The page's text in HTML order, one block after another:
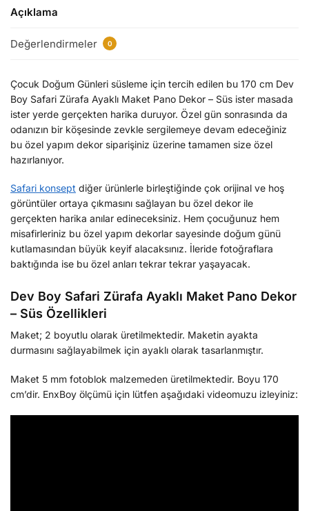
Açıklama
Değerlendirmeler 0
Çocuk Doğum Günleri süsleme için tercih edilen bu 170 cm Dev
Boy Safari Zürafa Ayaklı Maket Pano Dekor – Süs ister masada
ister yerde gerçekten harika duruyor. Özel gün sonrasında da
odanızın bir köşesinde zevkle sergilemeye devam edeceğiniz
bu özel yapım dekor siparişiniz üzerine tamamen size özel
hazırlanıyor.
Safari konsept diğer ürünlerle birleştiğinde çok orijinal ve hoş
görüntüler ortaya çıkmasını sağlayan bu özel dekor ile
gerçekten harika anılar edineceksiniz. Hem çocuğunuz hem
misafirleriniz bu özel yapım dekorlar sayesinde doğum günü
kutlamasından büyük keyif alacaksınız. İleride fotoğraflara
baktığında ise bu özel anları tekrar tekrar yaşayacak.
Dev Boy Safari Zürafa Ayaklı Maket Pano Dekor
– Süs Özellikleri
Maket; 2 boyutlu olarak üretilmektedir. Maketin ayakta
durmasını sağlayabilmek için ayaklı olarak tasarlanmıştır.
Maket 5 mm fotoblok malzemeden üretilmektedir. Boyu 170
cm’dir. EnxBoy ölçümü için lütfen aşağıdaki videomuzu izleyiniz: